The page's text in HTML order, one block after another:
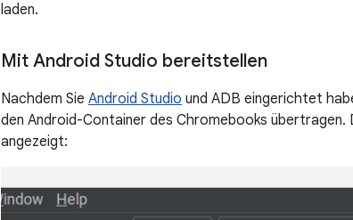
laden.
Mit Android Studio bereitstellen
Nachdem Sie Android Studio und ADB eingerichtet
den Android-Container des Chromebooks
angezeigt: